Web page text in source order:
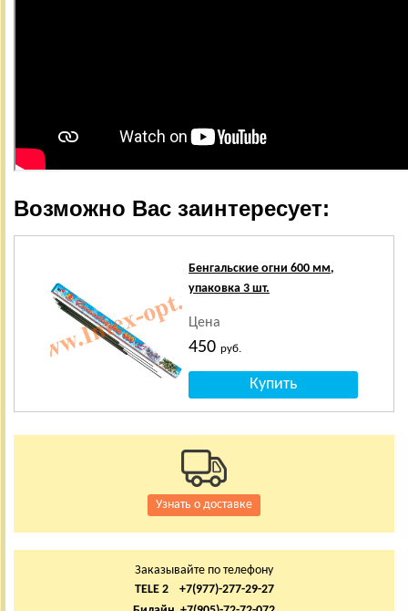
Возможно Вас заинтересует:
Бенгальские огни 600 мм,
упаковка 3 шт.
Цена
450руб.
Узнать о доставке
Заказывайте по телефону
TELE 2 +7(977)-277-29-27